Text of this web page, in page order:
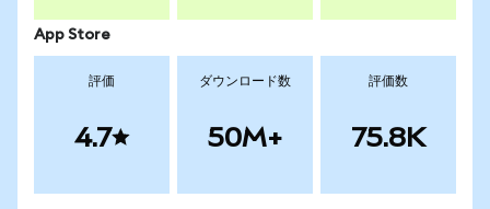
App Store
評価
4.7
ダウンロード数
50M+
評価数
75.8K